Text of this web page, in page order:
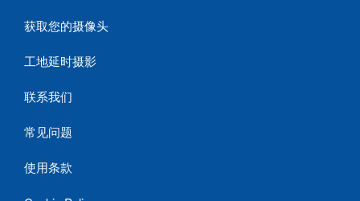
获取您的摄像头
工地延时摄影
联系我们
常见问题
使用条款